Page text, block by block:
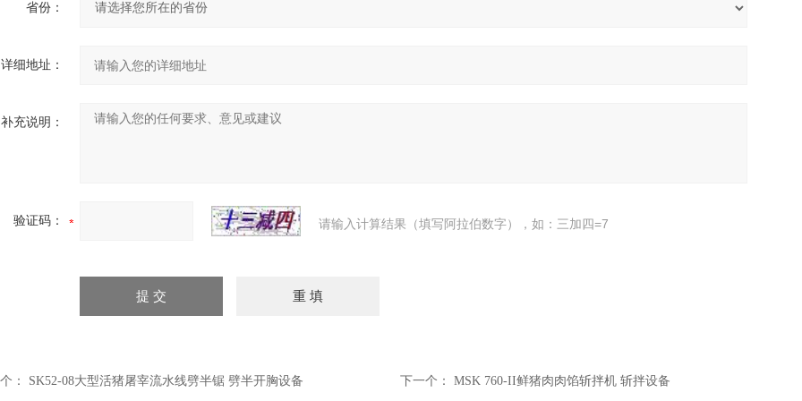
省份：
详细地址：
补充说明：
验证码： 请输入计算结果（填写阿拉伯数字），如：三加四=7
： SK52-08大型活猪屠宰流水线劈半锯 劈半开胸设备 下一个： MSK 760-II鲜猪肉肉馅斩拌机 斩拌设备